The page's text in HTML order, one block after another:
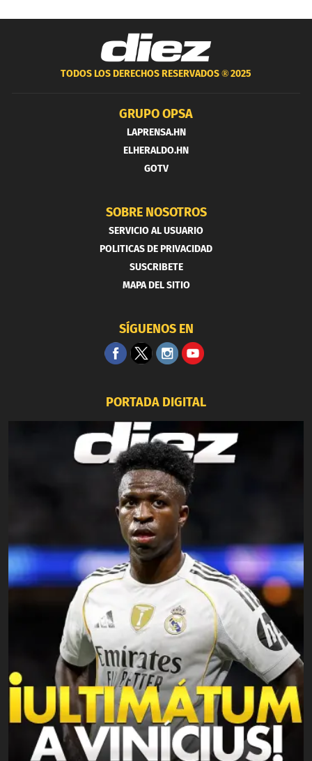
TODOS LOS DERECHOS RESERVADOS ®2025
GRUPO OPSA
LAPRENSA.HN
ELHERALDO.HN
GOTV
SOBRE NOSOTROS
SERVICIO AL USUARIO
POLITICAS DE PRIVACIDAD
SUSCRIBETE
MAPA DEL SITIO
SÍGUENOS EN
PORTADA DIGITAL